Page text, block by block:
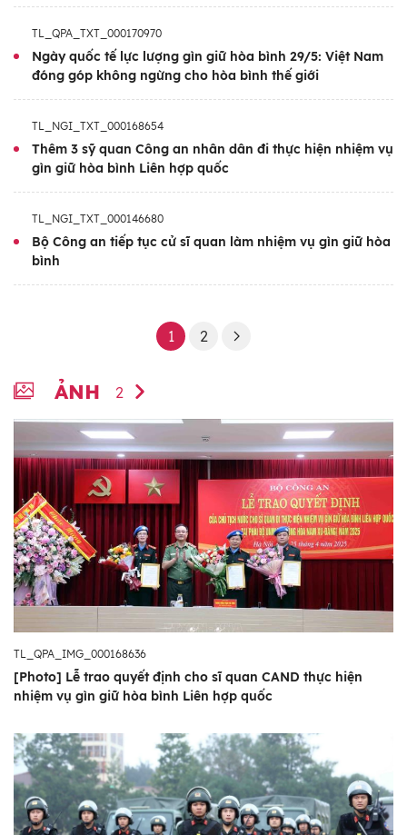
TL_QPA_TXT_000170970
Ngày quốc tế lực lượng gìn giữ hòa bình 29/5: Việt Nam
đóng góp không ngừng cho hòa bình thế giới
TL_NGI_TXT_000168654
Thêm 3 sỹ quan Công an nhân dân đi thực hiện nhiệm vụ
gìn giữ hòa bình Liên hợp quốc
TL_NGI_TXT_000146680
Bộ Công an tiếp tục cử sĩ quan làm nhiệm vụ gìn giữ hòa
bình
1 2
ẢNH 2
TL_QPA_IMG_000168636
[Photo] Lễ trao quyết định cho sĩ quan CAND thực hiện
nhiệm vụ gìn giữ hòa bình Liên hợp quốc